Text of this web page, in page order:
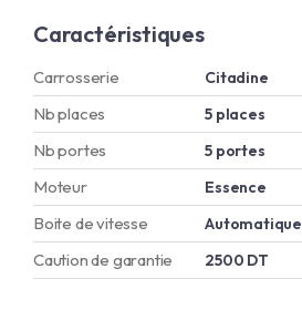
Caractéristiques
Carrosserie Citadine
Nb places 5 places
Nb portes 5 portes
Moteur Essence
Boite de vitesse Automatique
Caution de garantie 2500 DT